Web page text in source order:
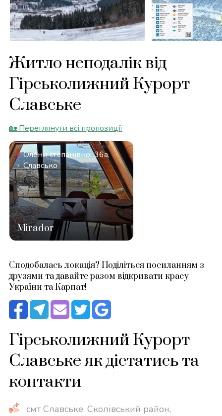
Житло неподалік від
Гірськолижний Курорт
Славське
🏡 Переглянути всі пропозиції
Олени степанівної 36a,
Славсько
Mirador
Сподобалась локація? Поділіться посиланням з
друзями та давайте разом відкривати красу
України та Карпат!
Гірськолижний Курорт
Славське як дістатись та
контакти
смт Славське, Сколівський район,